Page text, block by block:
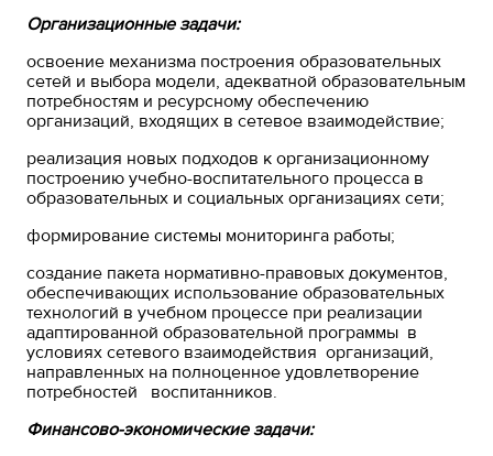
Организационные задачи:
освоение механизма построения образовательных
сетей и выбора модели, адекватной образовательным
потребностям и ресурсному обеспечению
организаций, входящих в сетевое взаимодействие;
реализация новых подходов к организационному
построению учебно-воспитательного процесса в
образовательных и социальных организациях сети;
формирование системы мониторинга работы;
создание пакета нормативно-правовых документов,
обеспечивающих использование образовательных
технологий в учебном процессе при реализации
адаптированной образовательной программы в
условиях сетевого взаимодействия организаций,
направленных на полноценное удовлетворение
потребностей воспитанников.
Финансово-экономические задачи: